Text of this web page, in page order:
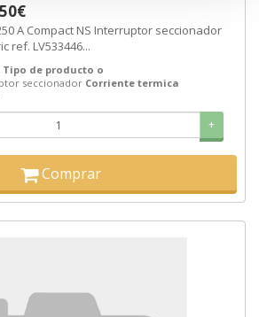
ref. LV533446...
Tipo de producto o
seccionador Corriente termica
+
Comprar